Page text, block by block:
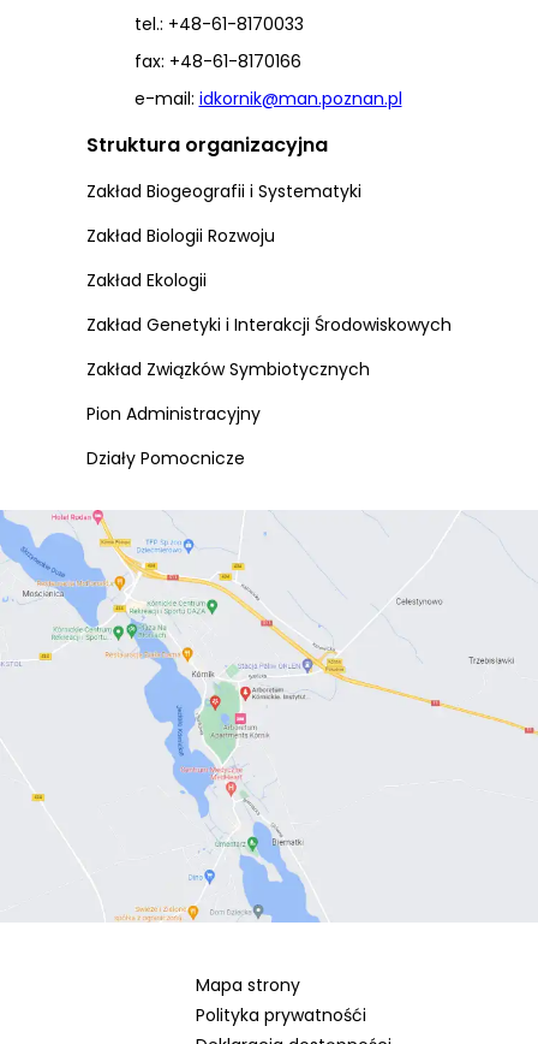
tel.: +48-61-8170033
fax: +48-61-8170166
e-mail: idkornik@man.poznan.pl
Struktura organizacyjna
Zakład Biogeografii i Systematyki
Zakład Biologii Rozwoju
Zakład Ekologii
Zakład Genetyki i Interakcji Środowiskowych
Zakład Związków Symbiotycznych
Pion Administracyjny
Działy Pomocnicze
Mapa strony
Polityka prywatnośći